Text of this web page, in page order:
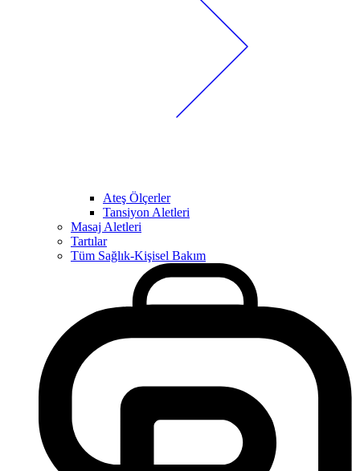
Ateş Ölçerler
Tansiyon Aletleri
Masaj Aletleri
Tartılar
Tüm Sağlık-Kişisel Bakım